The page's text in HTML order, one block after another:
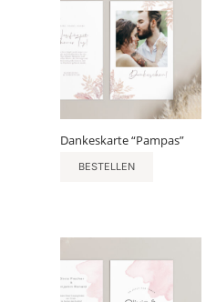
Dankeskarte “Pampas”
BESTELLEN